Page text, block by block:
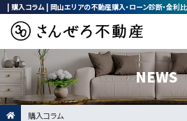
| 購入コラム | 岡山エリアの不動産購入・ローン診断・金利
NEWS
購入コラム